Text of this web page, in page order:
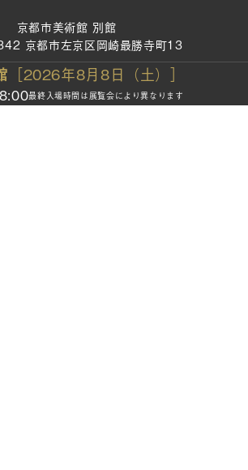
［2026年8月8日（土）］
最終入場時間は展覧会により異なります
京都市美術館 別館
京都市左京区岡崎最勝寺町13
TEL：075-771-4334
FAX：075-761-0444